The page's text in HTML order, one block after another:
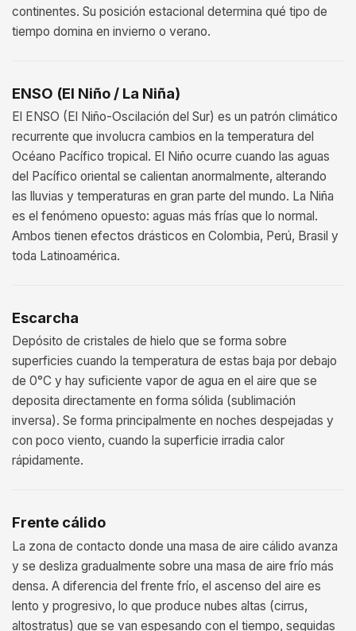
continentes. Su posición estacional determina qué tipo de
tiempo domina en invierno o verano.
ENSO (El Niño / La Niña)
El ENSO (El Niño-Oscilación del Sur) es un patrón climático
recurrente que involucra cambios en la temperatura del
Océano Pacífico tropical. El Niño ocurre cuando las aguas
del Pacífico oriental se calientan anormalmente, alterando
las lluvias y temperaturas en gran parte del mundo. La Niña
es el fenómeno opuesto: aguas más frías que lo normal.
Ambos tienen efectos drásticos en Colombia, Perú, Brasil y
toda Latinoamérica.
Escarcha
Depósito de cristales de hielo que se forma sobre
superficies cuando la temperatura de estas baja por debajo
de 0°C y hay suficiente vapor de agua en el aire que se
deposita directamente en forma sólida (sublimación
inversa). Se forma principalmente en noches despejadas y
con poco viento, cuando la superficie irradia calor
rápidamente.
Frente cálido
La zona de contacto donde una masa de aire cálido avanza
y se desliza gradualmente sobre una masa de aire frío más
densa. A diferencia del frente frío, el ascenso del aire es
lento y progresivo, lo que produce nubes altas (cirrus,
altostratus) que se van espesando con el tiempo, seguidas